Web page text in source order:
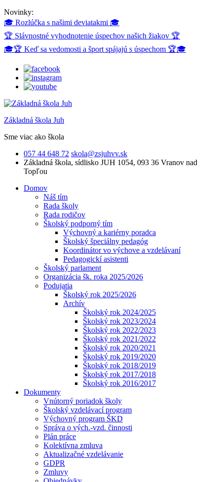
Novinky:
🎓 Rozlúčka s našimi deviatakmi 🎓
🏆 Slávnostné vyhodnotenie úspechov našich žiakov 🏆
🎓🏆 Keď sa vedomosti a šport spájajú s úspechom 🏆🎓
Základná škola Juh
Sme viac ako škola
057 44 648 72 skola@zsjuhvv.sk
Základná škola, sídlisko JUH 1054, 093 36 Vranov nad
Topľou
Domov
Náš tím
Rada školy
Rada rodičov
Školský podporný tím
Výchovný a kariérny poradca
Školský špeciálny pedagóg
Koordinátor vo výchove a vzdelávaní
Pedagogickí asistenti
Školský parlament
Organizácia šk. roka 2025/2026
Podujatia
Školský rok 2025/2026
Archív
Školský rok 2024/2025
Školský rok 2023/2024
Školský rok 2022/2023
Školský rok 2021/2022
Školský rok 2020/2021
Školský rok 2019/2020
Školský rok 2018/2019
Školský rok 2017/2018
Školský rok 2016/2017
Dokumenty
Vnútorný poriadok školy
Školský vzdelávací program
Výchovný program ŠKD
Správa o vých.-vzd. činnosti
Plán práce
Kolektívna zmluva
Aktualizačné vzdelávanie
GDPR
Zmluvy